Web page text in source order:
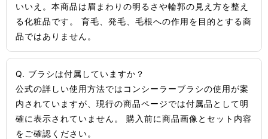
いいえ。本商品は眉まわりの明るさや輪郭の見え方を整え
る化粧品です。 育毛、発毛、毛根への作用を目的とする商
品ではありません。
Q. ブラシは付属していますか？
公式の詳しい使用方法ではコンシーラーブラシの使用が案
内されていますが、現行の商品ページでは付属品として明
確に表示されていません。 購入前に商品画像とセット内容
をご確認ください。